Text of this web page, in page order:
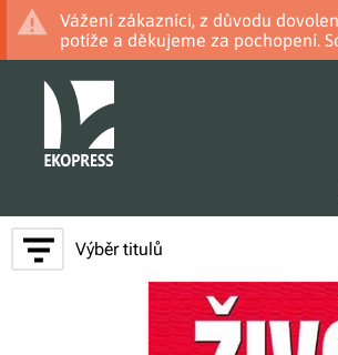
Vážení zákazníci, z důvodu
potíže a děkujeme za pochopení.
Výběr titulů